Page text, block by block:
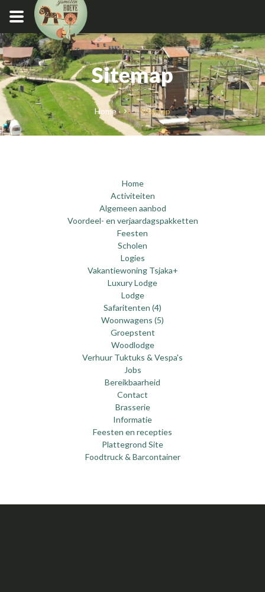
Sitemap
Home Sitemap
Home
Activiteiten
Algemeen aanbod
Voordeel- en verjaardagspakketten
Feesten
Scholen
Logies
Vakantiewoning Tsjaka+
Luxury Lodge
Lodge
Safaritenten (4)
Woonwagens (5)
Groepstent
Woodlodge
Verhuur Tuktuks & Vespa's
Jobs
Bereikbaarheid
Contact
Brasserie
Informatie
Feesten en recepties
Plattegrond Site
Foodtruck & Barcontainer